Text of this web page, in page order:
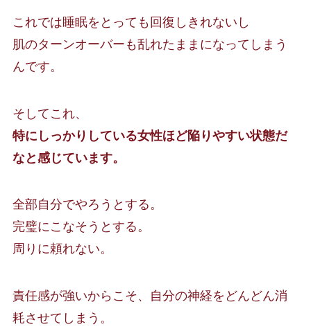
これでは睡眠をとっても回復しきれないし
肌のターンオーバーも乱れたままになってしまう
んです。
そしてこれ、
特にしっかりしている女性ほど陥りやすい状態だ
なと感じています。
全部自分でやろうとする。
完璧にこなそうとする。
周りに頼れない。
責任感が強いからこそ、自分の神経をどんどん消
耗させてしまう。